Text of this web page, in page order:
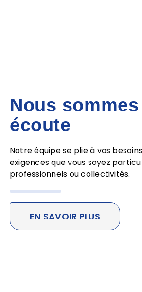
Nous
écoute
Notre équipe se plie à vos
exigences que vous soyez
professionnels ou collectivités.
EN SAVOIR PLUS